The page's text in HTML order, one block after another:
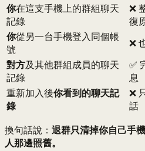
你在這支手機上的群組聊天
記錄
❌
復
你從另一台手機登入同個帳
號
❌
對方及其他群組成員的聊天
記錄
✅
息
重新加入後你看到的聊天記
錄
❌
話
換句話說： 退群只清掉你自己手
人那邊照舊。